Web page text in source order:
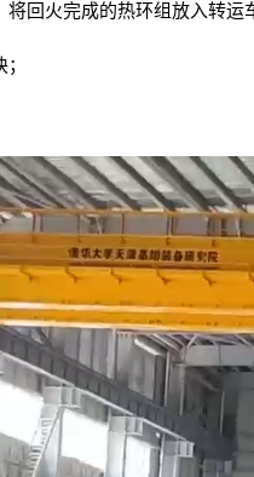
回火完成的热环组放入转运